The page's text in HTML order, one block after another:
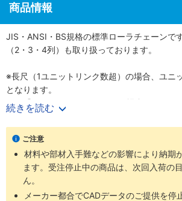
商品情報
JIS・ANSI・BS規格の標準ローラチェーンで
（2・3・4列）も取り扱っております。
※長尺（1ユニットリンク数超）の場合、ユニ
となります。
例）『60-1RP-1600リンク』の場合、160リ
ります。
続きを読む
ご注意
材料や部材入手難などの影響により納期
ます。受注停止中の商品は、次回入荷の
ん。
メーカー都合でCADデータのご提供を停